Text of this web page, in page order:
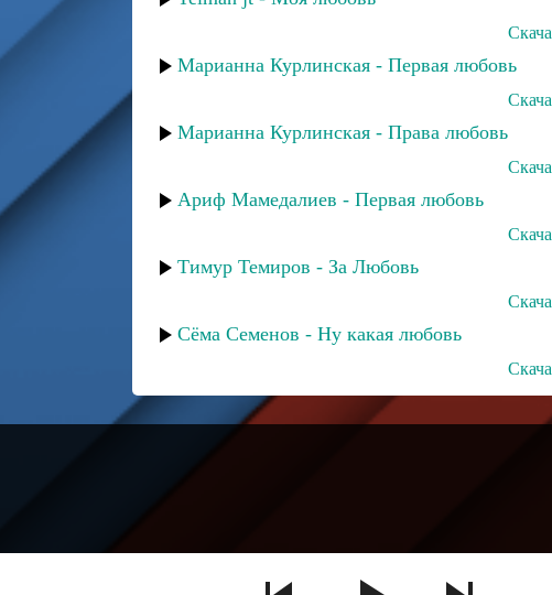
Марианна Курлинская - Первая любовь
Марианна Курлинская - Права любовь
Ариф Мамедалиев - Первая любовь
Тимур Темиров - За Любовь
Сёма Семенов - Ну какая любовь